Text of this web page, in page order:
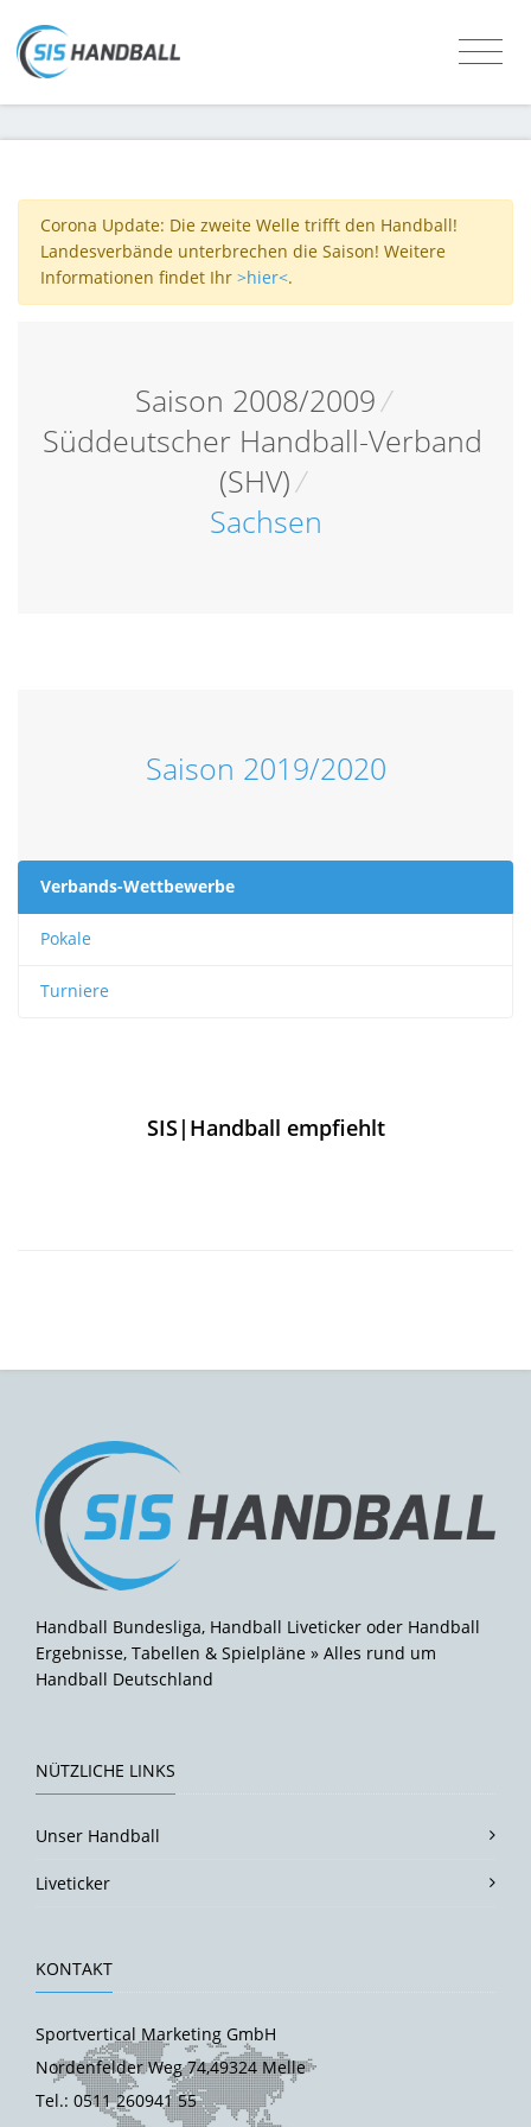
Corona Update: Die zweite Welle trifft den Handball!
Landesverbände unterbrechen die Saison! Weitere
Informationen findet Ihr >hier<.
Saison 2008/2009/
Süddeutscher Handball-Verband
(SHV)/
Sachsen
Saison 2019/2020
Verbands-Wettbewerbe
Pokale
Turniere
SIS|Handball empfiehlt
Handball Bundesliga, Handball Liveticker oder Handball
Ergebnisse, Tabellen & Spielpläne » Alles rund um
Handball Deutschland
NÜTZLICHE LINKS
Unser Handball
Liveticker
KONTAKT
Sportvertical Marketing GmbH
Nordenfelder Weg 74,49324 Melle
Tel.: 0511 260941 55